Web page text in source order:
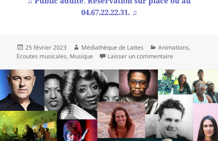
04.67.22.22.31.♫
Publié
le
25 février 2023 Auteur
Médiathèque de Lattes Catégories
Animations,
Ecoutes musicales, Musique Laisser un commentaire